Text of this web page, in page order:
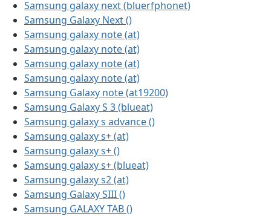
Samsung galaxy next (bluerfphonet)
Samsung Galaxy Next ()
Samsung galaxy note (at)
Samsung galaxy note (at)
Samsung galaxy note (at)
Samsung galaxy note (at)
Samsung Galaxy note (at19200)
Samsung Galaxy S 3 (blueat)
Samsung galaxy s advance ()
Samsung galaxy s+ (at)
Samsung galaxy s+ ()
Samsung galaxy s+ (blueat)
Samsung galaxy s2 (at)
Samsung Galaxy SIII ()
Samsung GALAXY TAB ()